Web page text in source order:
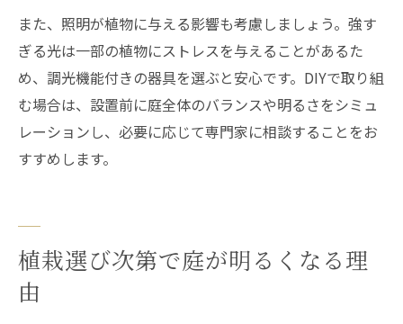
また、照明が植物に与える影響も考慮しましょう。強す
ぎる光は一部の植物にストレスを与えることがあるた
め、調光機能付きの器具を選ぶと安心です。DIYで取り組
む場合は、設置前に庭全体のバランスや明るさをシミュ
レーションし、必要に応じて専門家に相談することをお
すすめします。
植栽選び次第で庭が明るくなる理
由